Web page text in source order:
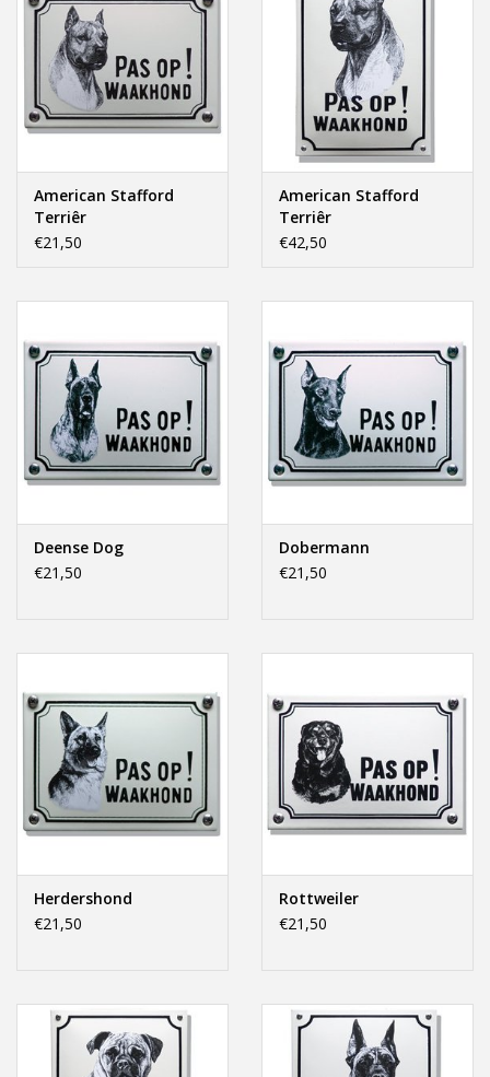
kleuren en lettertypes
Offerte op maat
American Stafford
Terriêr
€21,50
American Stafford
Terriêr
€42,50
Deense Dog
€21,50
Dobermann
€21,50
Herdershond
€21,50
Rottweiler
€21,50